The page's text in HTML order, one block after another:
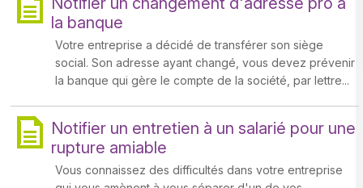
la banque
Votre entreprise a décidé de transférer son siège
social. Son adresse ayant changé, vous devez prévenir
la banque qui gère le compte de la société, par lettre...
Notifier un entretien à un salarié pour une
rupture amiable
Vous connaissez des difficultés dans votre entreprise